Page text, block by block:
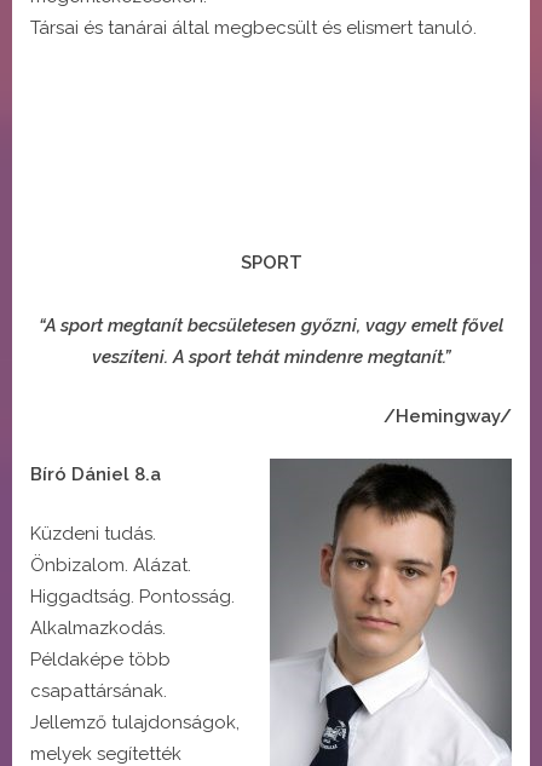
Társai és tanárai által megbecsült és elismert tanuló.
SPORT
“A sport megtanít becsületesen győzni, vagy emelt fővel
veszíteni. A sport tehát mindenre megtanít.”
/Hemingway/
Bíró Dániel 8.a
Küzdeni tudás.
Önbizalom. Alázat.
Higgadtság. Pontosság.
Alkalmazkodás.
Példaképe több
csapattársának.
Jellemző tulajdonságok,
melyek segítették